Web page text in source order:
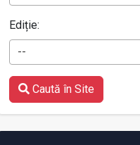
Ediție:
--
Caută în Site